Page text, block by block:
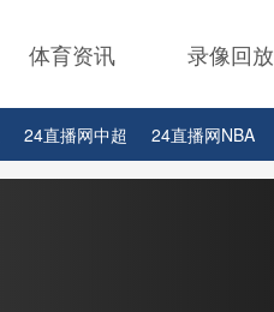
体育资讯 录像回放
24直播网中超 24直播网NBA